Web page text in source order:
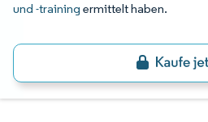
und -training ermittelt haben.